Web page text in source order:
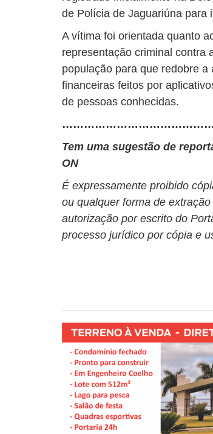
de Polícia de Jaguariúna para
A vítima foi orientada quanto
representação criminal contra
população para que redobre
financeiras feitos por
de pessoas conhecidas.
Tem uma sugestão de
ON
É expressamente proibido
ou qualquer forma de
autorização por escrito do
processo jurídico por cópia e